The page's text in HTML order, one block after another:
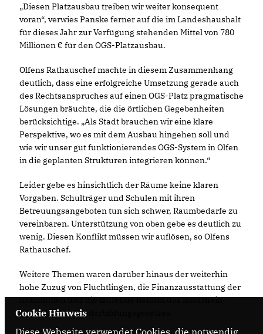
Diesen Platzausbau treiben wir weiter konsequent
voran“, verwies Panske ferner auf die im Landeshaushalt
für dieses Jahr zur Verfügung stehenden Mittel von 780
Millionen € für den OGS-Platzausbau.
Olfens Rathauschef machte in diesem Zusammenhang
deutlich, dass eine erfolgreiche Umsetzung gerade auch
des Rechtsanspruches auf einen OGS-Platz pragmatische
Lösungen bräuchte, die die örtlichen Gegebenheiten
berücksichtige. „Als Stadt brauchen wir eine klare
Perspektive, wo es mit dem Ausbau hingehen soll und
wie wir unser gut funktionierendes OGS-System in Olfen
in die geplanten Strukturen integrieren können.“
Leider gebe es hinsichtlich der Räume keine klaren
Vorgaben. Schulträger und Schulen mit ihren
Betreuungsangeboten tun sich schwer, Raumbedarfe zu
vereinbaren. Unterstützung von oben gebe es deutlich zu
wenig. Diesen Konflikt müssen wir auflösen, so Olfens
Rathauschef.
Weitere Themen waren darüber hinaus der weiterhin
hohe Zuzug von Flüchtlingen, die Finanzausstattung der
Kommunen und die laufende Reform des nordrhein-
westfälischen Kinderbildungsgesetzes.
Cookie Hinweis
Diese Webseite verwendet Cookies, die notwendig